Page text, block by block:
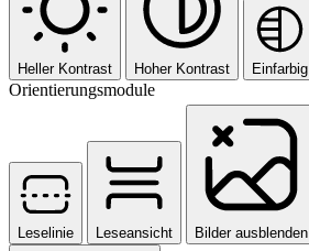
Heller Kontrast Hoher Kontrast Einfarbig
Orientierungsmodule
Leselinie Leseansicht Bilder ausblenden